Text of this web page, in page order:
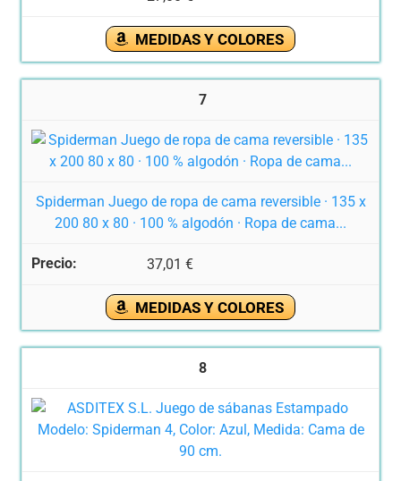
MEDIDAS Y COLORES
7
Spiderman Juego de ropa de cama reversible · 135 x
200 80 x 80 · 100 % algodón · Ropa de cama...
37,01 €
MEDIDAS Y COLORES
8